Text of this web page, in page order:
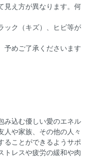
見え方が異なります。何
ック（キズ）、ヒビ等が
予めご了承くださいます
み込む優しい愛のエネル
人や家族、その他の人々
ることができるようサポ
トレスや疲労の緩和や肉